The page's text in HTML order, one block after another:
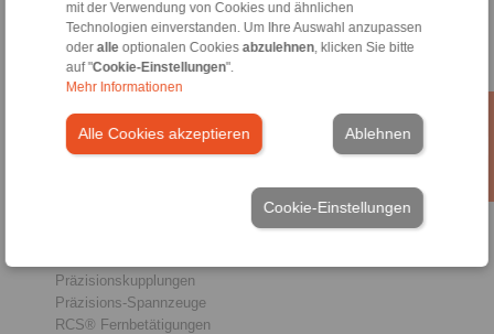
mit der Verwendung von Cookies und ähnlichen
Technologien einverstanden. Um Ihre Auswahl anzupassen
oder alleoptionalen Cookies abzulehnen, klicken Sie bitte
auf "Cookie-Einstellungen".
Mehr Informationen
Alle Cookies akzeptieren Ablehnen
Cookie-Einstellungen
Produkte
Übersicht
Präzisionskupplungen
Präzisions-Spannzeuge
RCS® Fernbetätigungen